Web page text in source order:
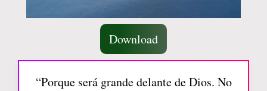
Download
“Porque será grande delante de Dios. No